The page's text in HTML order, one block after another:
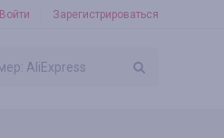
Войти Зарегистрироваться